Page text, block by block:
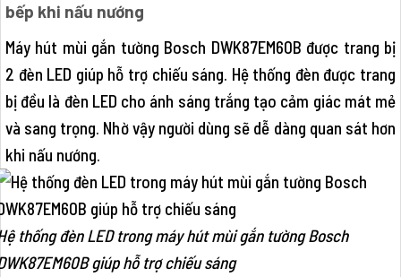
bếp khi nấu nướng
Máy hút mùi gắn tường Bosch DWK87EM60B được trang bị
2 đèn LED giúp hỗ trợ chiếu sáng. Hệ thống đèn được trang
bị đều là đèn LED cho ánh sáng trắng tạo cảm giác mát mẻ
và sang trọng. Nhờ vậy người dùng sẽ dễ dàng quan sát hơn
khi nấu nướng.
thống đèn LED trong máy hút mùi gắn tường Bosch
giúp hỗ trợ chiếu sáng